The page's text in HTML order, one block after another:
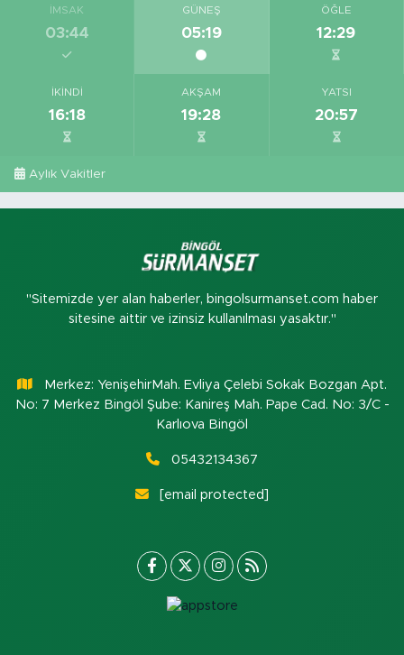
İMSAK
03:44
GÜNEŞ
05:19
ÖĞLE
12:29
İKINDI
16:18
AKŞAM
19:28
YATSI
20:57
Aylık Vakitler
"Sitemizde yer alan haberler, bingolsurmanset.com haber
sitesine aittir ve izinsiz kullanılması yasaktır."
Merkez: YenişehirMah. Evliya Çelebi Sokak Bozgan Apt.
No: 7 Merkez Bingöl Şube: Kanireş Mah. Pape Cad. No: 3/C -
Karlıova Bingöl
05432134367
[email protected]